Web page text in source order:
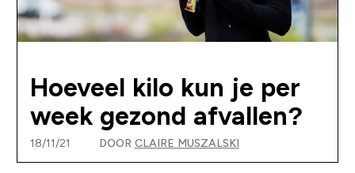
Hoeveel kilo kun je per
week gezond afvallen?
18/11/21 DOOR CLAIRE MUSZALSKI